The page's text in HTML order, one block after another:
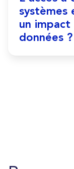
systèmes
un impact
données ?